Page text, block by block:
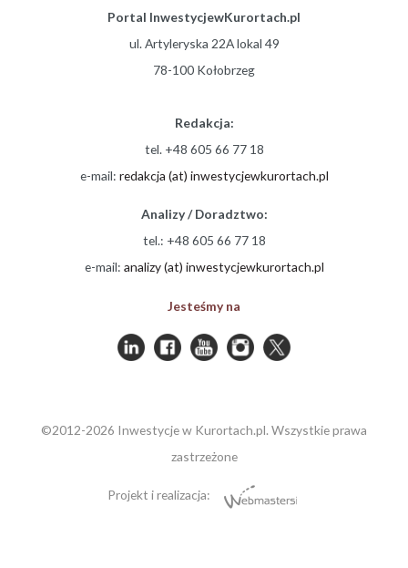
Portal InwestycjewKurortach.pl
ul. Artyleryska 22A lokal 49
78-100 Kołobrzeg
Redakcja:
tel. +48 605 66 77 18
e-mail: redakcja (at) inwestycjewkurortach.pl
Analizy / Doradztwo:
tel.: +48 605 66 77 18
e-mail: analizy (at) inwestycjewkurortach.pl
Jesteśmy na
©2012-2026 Inwestycje w Kurortach.pl. Wszystkie prawa
zastrzeżone
Projekt i realizacja: